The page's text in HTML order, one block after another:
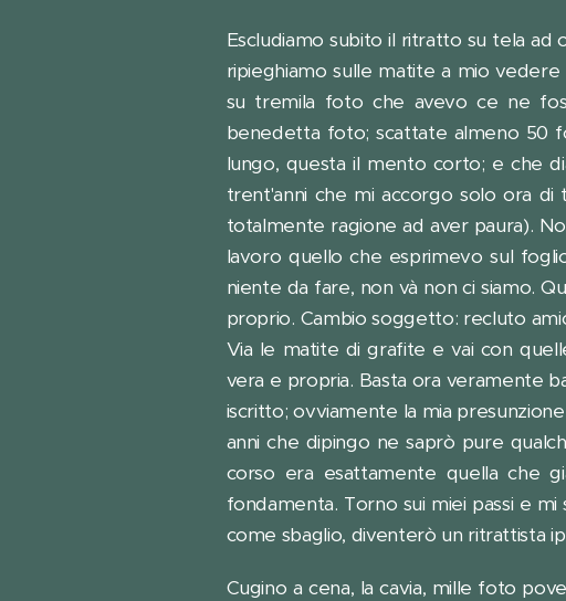
Escludiamo subito il ritratto su tela
ripieghiamo sulle matite a mio
su tremila foto che avevo ce ne
benedetta foto; scattate almeno 50
lungo, questa il mento corto; e che
trent'anni che mi accorgo solo ora
totalmente ragione ad aver paura).
lavoro quello che esprimevo sul
niente da fare, non và non ci siamo.
proprio. Cambio soggetto: recluto
Via le matite di grafite e vai con
vera e propria. Basta ora veramente
iscritto; ovviamente la mia
anni che dipingo ne saprò pure
corso era esattamente quella che
fondamenta. Torno sui miei passi e
come sbaglio, diventerò un ritrattista
Cugino a cena, la cavia, mille foto